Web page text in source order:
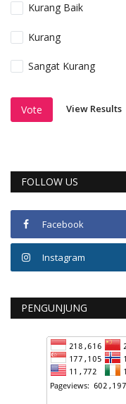
Kurang Baik
Kurang
Sangat Kurang
Vote View Results
FOLLOW US
Facebook
Instagram
PENGUNJUNG